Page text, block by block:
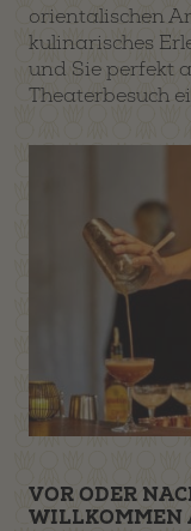
orientalischen
kulinarisches
und Sie perfekt
Theaterbesuch
VOR ODER
WILLKOMMEN